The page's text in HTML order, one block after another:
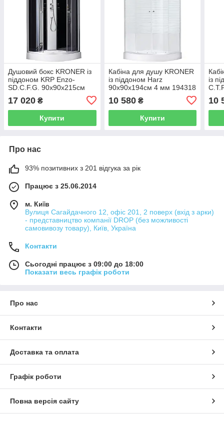
Душовий бокс KRONER із
піддоном KRP Enzo-
SD.C.F.G. 90x90x215см
сатин 194323 CV029572
17 020 ₴
Купити
Кабіна для душу KRONER
із піддоном Harz
90x90x194см 4 мм 194318
10 580₴
Купити
із
10
Про нас
93% позитивних з 201 відгука за рік
Працює з 25.06.2014
м. Київ
Вулиця Сагайдачного 12, офіс 201, 2 поверх (вхід з арки)
- представництво компанії DROP (без можливості
самовивозу товару), Київ, Україна
Контакти
Сьогодні працює з 09:00 до 18:00
Показати весь графік роботи
Про нас
Контакти
Доставка та оплата
Графік роботи
Повна версія сайту